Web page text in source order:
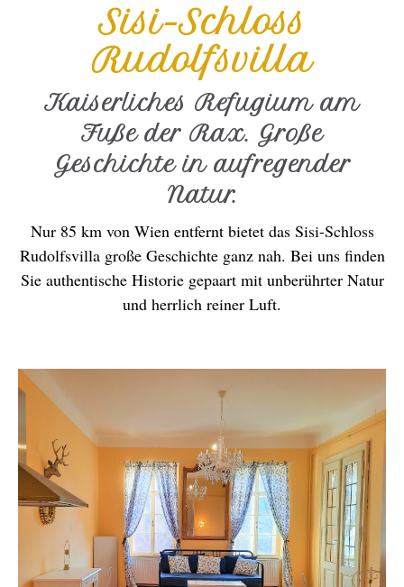
Sisi-Schloss
Rudolfsvilla
Kaiserliches Refugium am
Fuße der Rax. Große
Geschichte in aufregender
Natur.
Nur 85 km von Wien entfernt bietet das Sisi-Schloss
Rudolfsvilla große Geschichte ganz nah. Bei uns finden
Sie authentische Historie gepaart mit unberührter Natur
und herrlich reiner Luft.